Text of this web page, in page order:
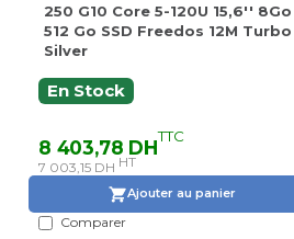
250 G10 Core 5-120U 15,6'' 8Go
512 Go SSD Freedos 12M Turbo
Silver
En Stock
8 403,78 DHTTC
7 003,15 DH HT
Ajouter au panier
Comparer